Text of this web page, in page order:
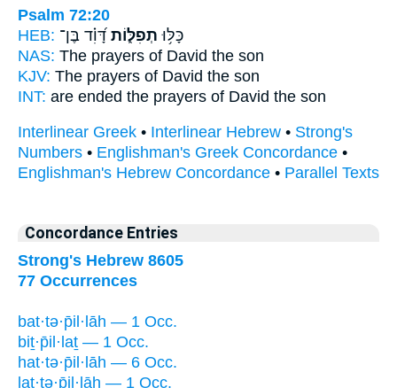
Psalm 72:20
HEB:
כָּלּ֥וּ תְפִלּ֑וֹת דָּ֝וִ֗ד בֶּן־
NAS: The prayers of David the son
KJV: The prayers of David the son
INT: are ended the prayers of David the son
Interlinear Greek • Interlinear Hebrew • Strong's
Numbers • Englishman's Greek Concordance •
Englishman's Hebrew Concordance • Parallel Texts
Concordance Entries
Strong's Hebrew 8605
77 Occurrences
bat·tə·p̄il·lāh — 1 Occ.
biṯ·p̄il·laṯ — 1 Occ.
hat·tə·p̄il·lāh — 6 Occ.
lat·tə·p̄il·lāh — 1 Occ.